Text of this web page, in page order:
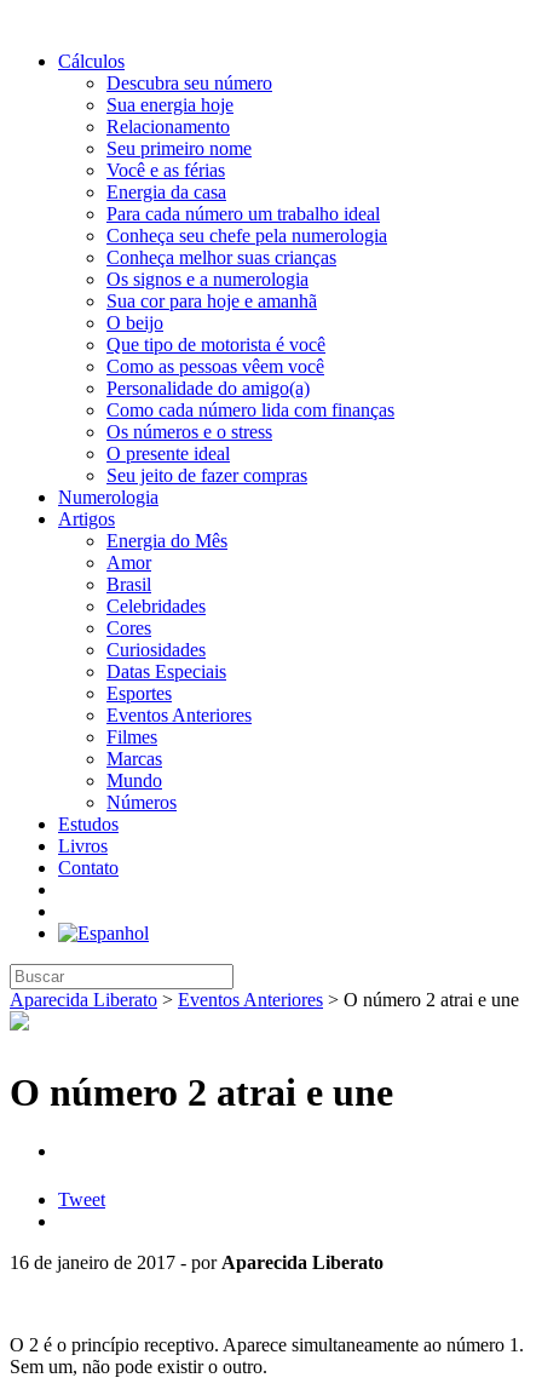
Cálculos
Descubra seu número
Sua energia hoje
Relacionamento
Seu primeiro nome
Você e as férias
Energia da casa
Para cada número um trabalho ideal
Conheça seu chefe pela numerologia
Conheça melhor suas crianças
Os signos e a numerologia
Sua cor para hoje e amanhã
O beijo
Que tipo de motorista é você
Como as pessoas vêem você
Personalidade do amigo(a)
Como cada número lida com finanças
Os números e o stress
O presente ideal
Seu jeito de fazer compras
Numerologia
Artigos
Energia do Mês
Amor
Brasil
Celebridades
Cores
Curiosidades
Datas Especiais
Esportes
Eventos Anteriores
Filmes
Marcas
Mundo
Números
Estudos
Livros
Contato
Aparecida Liberato > Eventos Anteriores > O número 2 atrai e une
O número 2 atrai e une
Tweet
16 de janeiro de 2017 - por Aparecida Liberato
O 2 é o princípio receptivo. Aparece simultaneamente ao número 1.
Sem um, não pode existir o outro.